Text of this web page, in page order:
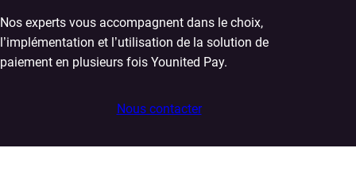
Nos experts vous accompagnent dans le choix,
l’implémentation et l’utilisation de la solution de
paiement en plusieurs fois Younited Pay.
Nous contacter